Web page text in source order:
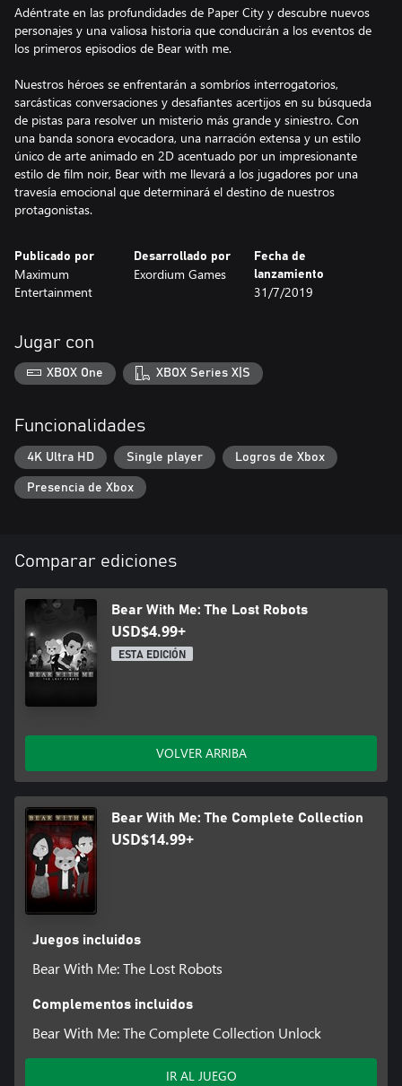
Adéntrate en las profundidades de Paper City y descubre nuevos
personajes y una valiosa historia que conducirán a los eventos de
los primeros episodios de Bear with me.
Nuestros héroes se enfrentarán a sombríos interrogatorios,
sarcásticas conversaciones y desafiantes acertijos en su búsqueda
de pistas para resolver un misterio más grande y siniestro. Con
una banda sonora evocadora, una narración extensa y un estilo
único de arte animado en 2D acentuado por un impresionante
estilo de film noir, Bear with me llevará a los jugadores por una
travesía emocional que determinará el destino de nuestros
protagonistas.
Publicado por
Maximum
Entertainment
Desarrollado por
Exordium Games
Fecha de
lanzamiento
31/7/2019
Jugar con
XBOX One XBOX Series X|S
Funcionalidades
4K Ultra HD Single player Logros de Xbox
Presencia de Xbox
Comparar ediciones
Bear With Me: The Lost Robots
USD$4.99+
ESTA EDICIÓN
VOLVER ARRIBA
Bear With Me: The Complete Collection
USD$14.99+
Juegos incluidos
Bear With Me: The Lost Robots
Complementos incluidos
Bear With Me: The Complete Collection Unlock
IR AL JUEGO